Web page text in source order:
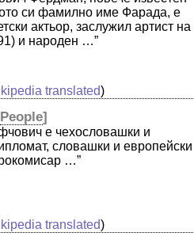
си фамилно име Фарада, е
актьор, заслужил артист на
и народен …”
translated)
People]
е чехословашки и
словашки и европейски
…”
translated)